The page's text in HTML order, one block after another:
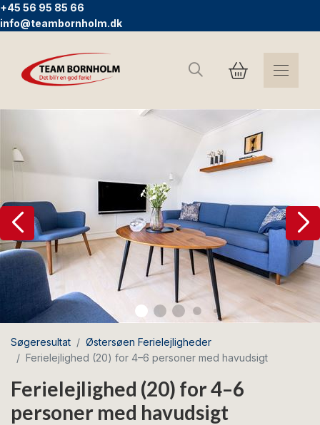
+45 56 95 85 66
info@teambornholm.dk
Søg
Søgeresultat
Østersøen Ferielejligheder
Ferielejlighed (20) for 4–6 personer med havudsigt
Ferielejlighed (20) for 4–6
personer med havudsigt